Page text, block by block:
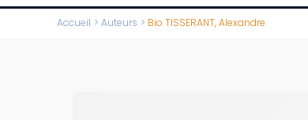
Accueil Auteurs Bio TISSERANT, Alexandre